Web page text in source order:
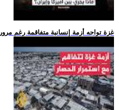
.. غزة تواجه أزمة إنسانية متفاقمة رغم مرور 300 يوم على اتفاق وق